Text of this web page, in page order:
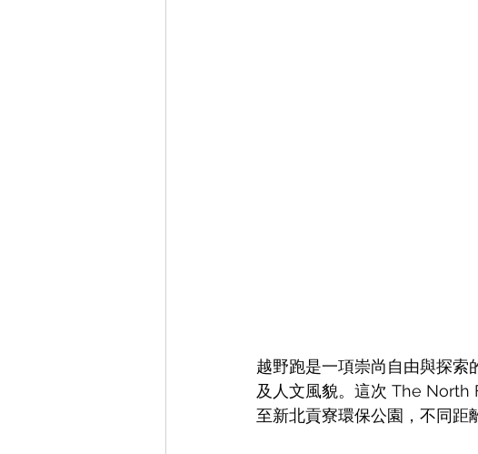
越野跑是一項崇尚自由與探索
及人文風貌。這次 The North
至新北貢寮環保公園，不同距